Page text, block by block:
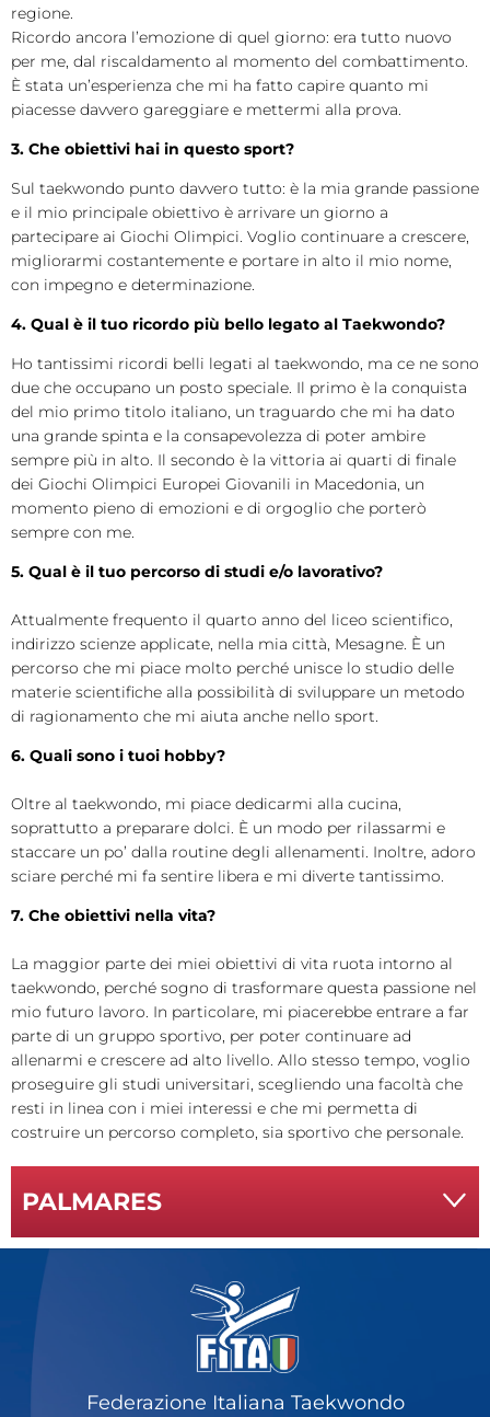
regione.
Ricordo ancora l’emozione di quel giorno: era tutto nuovo
per me, dal riscaldamento al momento del combattimento.
È stata un’esperienza che mi ha fatto capire quanto mi
piacesse davvero gareggiare e mettermi alla prova.
3. Che obiettivi hai in questo sport?
Sul taekwondo punto davvero tutto: è la mia grande passione
e il mio principale obiettivo è arrivare un giorno a
partecipare ai Giochi Olimpici. Voglio continuare a crescere,
migliorarmi costantemente e portare in alto il mio nome,
con impegno e determinazione.
4. Qual è il tuo ricordo più bello legato al Taekwondo?
Ho tantissimi ricordi belli legati al taekwondo, ma ce ne sono
due che occupano un posto speciale. Il primo è la conquista
del mio primo titolo italiano, un traguardo che mi ha dato
una grande spinta e la consapevolezza di poter ambire
sempre più in alto. Il secondo è la vittoria ai quarti di finale
dei Giochi Olimpici Europei Giovanili in Macedonia, un
momento pieno di emozioni e di orgoglio che porterò
sempre con me.
5. Qual è il tuo percorso di studi e/o lavorativo?
Attualmente frequento il quarto anno del liceo scientifico,
indirizzo scienze applicate, nella mia città, Mesagne. È un
percorso che mi piace molto perché unisce lo studio delle
materie scientifiche alla possibilità di sviluppare un metodo
di ragionamento che mi aiuta anche nello sport.
6. Quali sono i tuoi hobby?
Oltre al taekwondo, mi piace dedicarmi alla cucina,
soprattutto a preparare dolci. È un modo per rilassarmi e
staccare un po’ dalla routine degli allenamenti. Inoltre, adoro
sciare perché mi fa sentire libera e mi diverte tantissimo.
7. Che obiettivi nella vita?
La maggior parte dei miei obiettivi di vita ruota intorno al
taekwondo, perché sogno di trasformare questa passione nel
mio futuro lavoro. In particolare, mi piacerebbe entrare a far
parte di un gruppo sportivo, per poter continuare ad
allenarmi e crescere ad alto livello. Allo stesso tempo, voglio
proseguire gli studi universitari, scegliendo una facoltà che
resti in linea con i miei interessi e che mi permetta di
costruire un percorso completo, sia sportivo che personale.
PALMARES
Federazione Italiana Taekwondo